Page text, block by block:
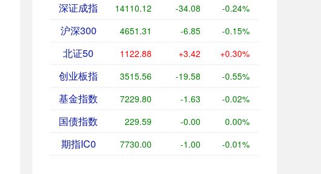
深证成指 14110.12 -34.08 -0.24%
沪深300 4651.31 -6.85 -0.15%
北证50 1122.88 +3.42 +0.30%
创业板指 3515.56 -19.58 -0.55%
基金指数 7229.80 -1.63 -0.02%
国债指数 229.59 -0.00 0.00%
期指IC0 7730.00 -1.00 -0.01%